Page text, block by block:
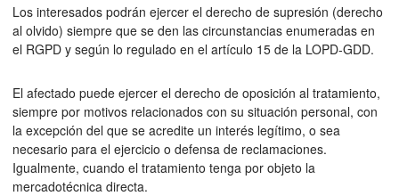
Los interesados podrán ejercer el derecho de supresión (derecho
al olvido) siempre que se den las circunstancias enumeradas en
el RGPD y según lo regulado en el artículo 15 de la LOPD-GDD.
El afectado puede ejercer el derecho de oposición al tratamiento,
siempre por motivos relacionados con su situación personal, con
la excepción del que se acredite un interés legítimo, o sea
necesario para el ejercicio o defensa de reclamaciones.
Igualmente, cuando el tratamiento tenga por objeto la
mercadotécnica directa.